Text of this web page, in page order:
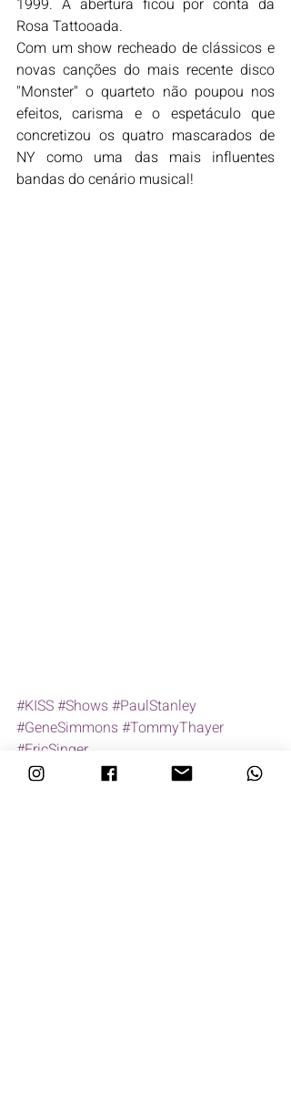
1999. A abertura ficou por conta da
Rosa Tattooada.
Com um show recheado de clássicos e
novas canções do mais recente disco
"Monster" o quarteto não poupou nos
efeitos, carisma e o espetáculo que
concretizou os quatro mascarados de
NY como uma das mais influentes
bandas do cenário musical!
#KISS#Shows#PaulStanley
#GeneSimmons#TommyThayer
#EricSinger